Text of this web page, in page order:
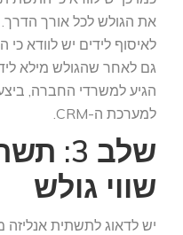
את הגולש לכל אורך
לאיסוף לידים יש לוודא
גם לאחר שהגולש מילא
הגיע למשרדי החברה,
למערכת ה-CRM.
שלב
שווי גולש
יש לדאוג לתשתית